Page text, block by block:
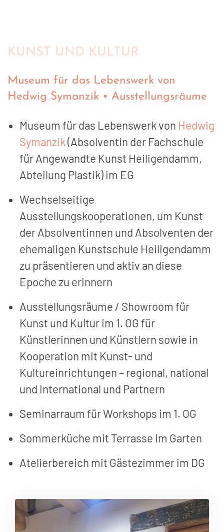
KUNST UND KULTUR
Museum für das Lebenswerk von
Hedwig Symanzik • Ausstellungsräume
Museum für das Lebenswerk von Hedwig
Symanzik(Absolventin der Fachschule
für Angewandte Kunst Heiligendamm,
Abteilung Plastik) im EG
Wechselseitige
Ausstellungskooperationen, um Kunst
der Absolventinnen und Absolventen der
ehemaligen Kunstschule Heiligendamm
zu präsentieren und aktiv an diese
Epoche zu erinnern
Ausstellungsräume / Showroom für
Kunst und Kultur im 1. OG für
Künstlerinnen und Künstlern sowie in
Kooperation mit Kunst- und
Kultureinrichtungen – regional, national
und international und Partnern
Seminarraum für Workshops im 1. OG
Sommerküche mit Terrasse im Garten
Atelierbereich mit Gästezimmer im DG